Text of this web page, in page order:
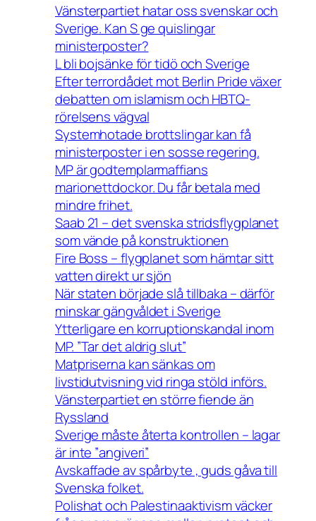
Vänsterpartiet hatar oss svenskar och
Sverige. Kan S ge quislingar
ministerposter?
L bli bojsänke för tidö och Sverige
Efter terrordådet mot Berlin Pride växer
debatten om islamism och HBTQ-
rörelsens vägval
Systemhotade brottslingar kan få
ministerposter i en sosse regering.
MP är godtemplarmaffians
marionettdockor. Du får betala med
mindre frihet.
Saab 21 – det svenska stridsflygplanet
som vände på konstruktionen
Fire Boss – flygplanet som hämtar sitt
vatten direkt ur sjön
När staten började slå tillbaka – därför
minskar gängvåldet i Sverige
Ytterligare en korruptionskandal inom
MP. ”Tar det aldrig slut”
Matpriserna kan sänkas om
livstidutvisning vid ringa stöld införs.
Vänsterpartiet en större fiende än
Ryssland
Sverige måste återta kontrollen – lagar
är inte ”angiveri”
Avskaffade av spårbyte , guds gåva till
Svenska folket.
Polishat och Palestinaaktivism väcker